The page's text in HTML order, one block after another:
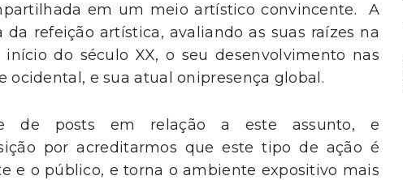
em um meio artístico convincente. A
refeição artística, avaliando as suas raízes na
do século XX, o seu desenvolvimento nas
ocidental, e sua atual onipresença global.
de posts em relação a este assunto, e
por acreditarmos que este tipo de ação é
e o público, e torna o ambiente expositivo mais